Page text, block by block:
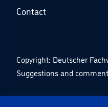
Contact
Copyright: Deutscher
Suggestions and